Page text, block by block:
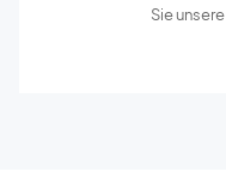
Sie unsere